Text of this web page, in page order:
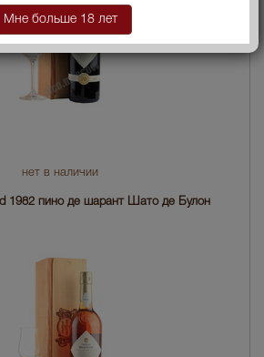
нет в наличии
1982 пино де шарант Шато де Булон
Мне больше 18 лет